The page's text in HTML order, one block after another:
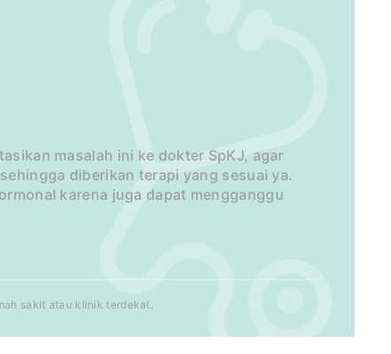
masalah ini ke dokter SpKJ, agar
diberikan terapi yang sesuai ya.
karena juga dapat mengganggu
sakit atau klinik terdekat.